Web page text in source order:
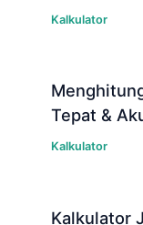
Kalkulator
Tepat &
Kalkulator
Kalkulator